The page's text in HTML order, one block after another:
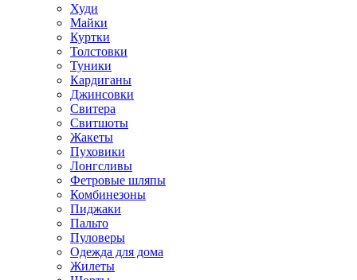
Худи
Майки
Куртки
Толстовки
Туники
Кардиганы
Джинсовки
Свитера
Свитшоты
Жакеты
Пуховики
Лонгсливы
Фетровые шляпы
Комбинезоны
Пиджаки
Пальто
Пуловеры
Одежда для дома
Жилеты